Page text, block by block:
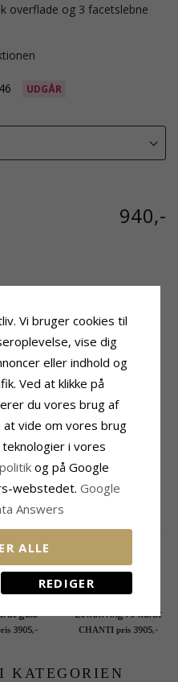
UDGÅR
940,-
Facetsleben
Hvid
2-3 Hverdage
PRODUKTER
guld
3905,-
Zirkon ring i 9 karat
guld
CHANTI pris 3905,-
KATEGORIEN
Vi bruger cookies til
vise dig
eller indhold og
Ved at klikke på
du vores brug af
at vide om vores brug
i vores
og på Google
webstedet. Google
Answers
ALLE
REDIGER